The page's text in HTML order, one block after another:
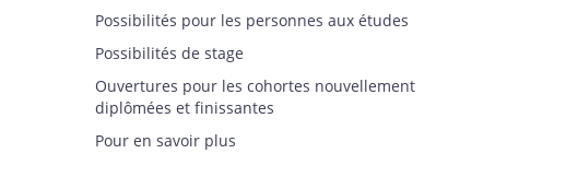
Possibilités pour les personnes aux études
Possibilités de stage
Ouvertures pour les cohortes nouvellement
diplômées et finissantes
Pour en savoir plus